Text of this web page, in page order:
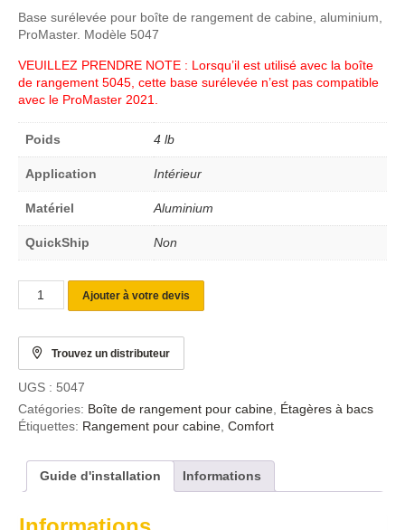
Base surélevée pour boîte de rangement de cabine, aluminium,
ProMaster. Modèle 5047
VEUILLEZ PRENDRE NOTE : Lorsqu’il est utilisé avec la boîte
de rangement 5045, cette base surélevée n’est pas compatible
avec le ProMaster 2021.
Poids 4 lb
Application Intérieur
Matériel Aluminium
QuickShip Non
Ajouter à votre devis
Trouvez un distributeur
UGS : 5047
Catégories: Boîte de rangement pour cabine, Étagères à bacs
Étiquettes: Rangement pour cabine, Comfort
Guide d'installation Informations